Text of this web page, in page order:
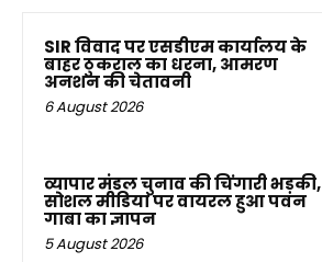
SIR विवाद पर एसडीएम कार्यालय के
बाहर ठुकराल का धरना, आमरण
अनशन की चेतावनी
6 August 2026
व्यापार मंडल चुनाव की चिंगारी भड़की,
सोशल मीडिया पर वायरल हुआ पवन
गाबा का ज्ञापन
5 August 2026